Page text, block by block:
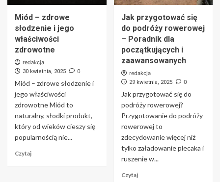
Miód – zdrowe
słodzenie i jego
właściwości
zdrowotne
redakcja
30 kwietnia, 2025 0
Miód – zdrowe słodzenie i
jego właściwości
zdrowotne Miód to
naturalny, słodki produkt,
który od wieków cieszy się
popularnością nie...
Czytaj
Jak przygotować się
do podróży rowerowej
– Poradnik dla
początkujących i
zaawansowanych
redakcja
29 kwietnia, 2025 0
Jak przygotować się do
podróży rowerowej?
Przygotowanie do podróży
rowerowej to
zdecydowanie więcej niż
tylko załadowanie plecaka i
ruszenie w...
Czytaj